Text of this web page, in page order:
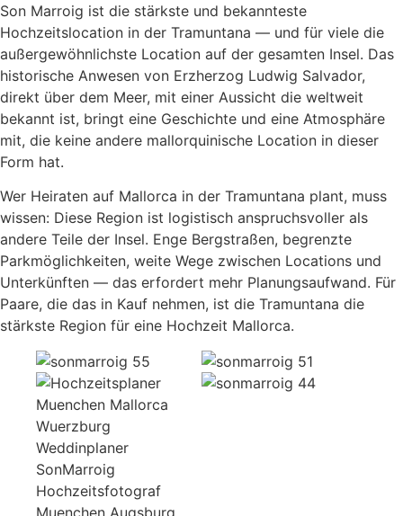
Son Marroig ist die stärkste und bekannteste
Hochzeitslocation in der Tramuntana — und für viele die
außergewöhnlichste Location auf der gesamten Insel. Das
historische Anwesen von Erzherzog Ludwig Salvador,
direkt über dem Meer, mit einer Aussicht die weltweit
bekannt ist, bringt eine Geschichte und eine Atmosphäre
mit, die keine andere mallorquinische Location in dieser
Form hat.
Wer Heiraten auf Mallorca in der Tramuntana plant, muss
wissen: Diese Region ist logistisch anspruchsvoller als
andere Teile der Insel. Enge Bergstraßen, begrenzte
Parkmöglichkeiten, weite Wege zwischen Locations und
Unterkünften — das erfordert mehr Planungsaufwand. Für
Paare, die das in Kauf nehmen, ist die Tramuntana die
stärkste Region für eine Hochzeit Mallorca.